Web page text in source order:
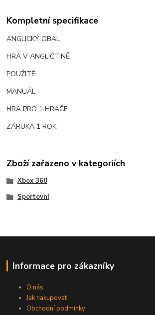
Kompletní specifikace
ANGLICKÝ OBAL
HRA V ANGLIČTINĚ
POUŽITÉ
MANUÁL
HRA PRO 1 HRÁČE
ZÁRUKA 1 ROK
Zboží zařazeno v kategoriích
Xbox 360
Sportovní
Informace pro zákazníky
O nás
Jak nakupovat
Obchodní podmínky